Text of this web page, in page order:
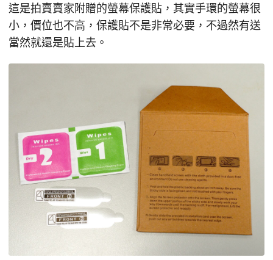
這是拍賣賣家附贈的螢幕保護貼，其實手環的螢幕很
小，價位也不高，保護貼不是非常必要，不過然有送
當然就還是貼上去。